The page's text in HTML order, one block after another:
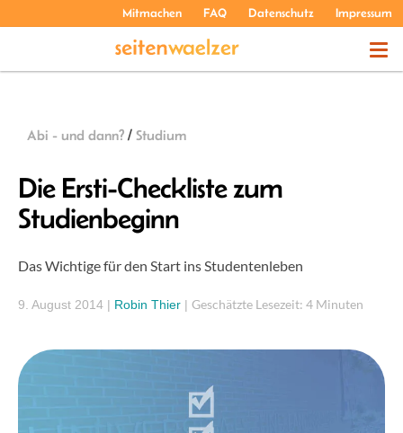
Mitmachen FAQ Datenschutz Impressum
Abi - und dann? / Studium
Die Ersti-Checkliste zum
Studienbeginn
Das Wichtige für den Start ins Studentenleben
9. August 2014 | Robin Thier | Geschätzte Lesezeit: 4 Minuten